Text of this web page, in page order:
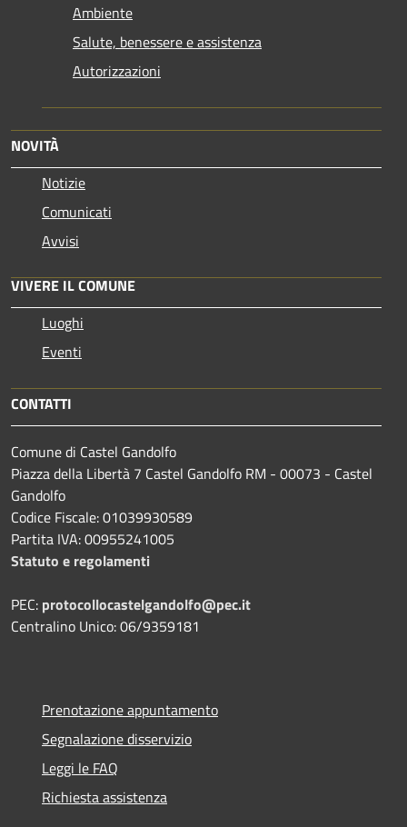
Ambiente
Salute, benessere e assistenza
Autorizzazioni
NOVITÀ
Notizie
Comunicati
Avvisi
VIVERE IL COMUNE
Luoghi
Eventi
CONTATTI
Comune di Castel Gandolfo
Piazza della Libertà 7 Castel Gandolfo RM - 00073 - Castel
Gandolfo
Codice Fiscale: 01039930589
Partita IVA: 00955241005
Statuto e regolamenti
PEC: protocollocastelgandolfo@pec.it
Centralino Unico: 06/9359181
Prenotazione appuntamento
Segnalazione disservizio
Leggi le FAQ
Richiesta assistenza